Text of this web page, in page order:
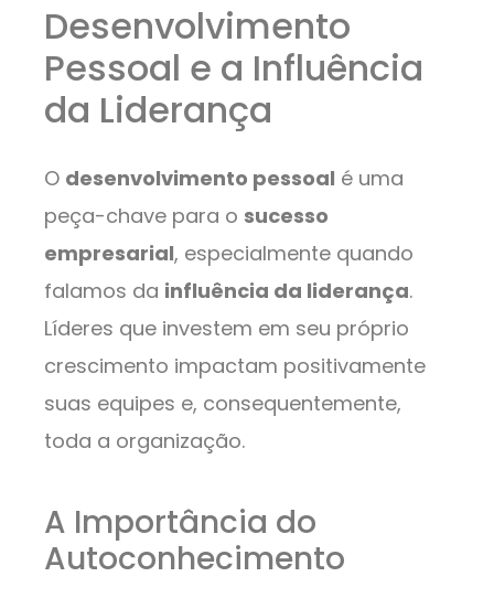
Desenvolvimento
Pessoal e a Influência
da Liderança
O desenvolvimento pessoal é uma
peça-chave para o sucesso
empresarial, especialmente quando
falamos da influência da liderança.
Líderes que investem em seu próprio
crescimento impactam positivamente
suas equipes e, consequentemente,
toda a organização.
A Importância do
Autoconhecimento